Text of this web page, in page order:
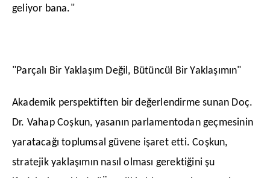
geliyor bana."
"Parçalı Bir Yaklaşım Değil, Bütüncül Bir Yaklaşımın"
​Akademik perspektiften bir değerlendirme sunan Doç.
Dr. Vahap Coşkun, yasanın parlamentodan geçmesinin
yaratacağı toplumsal güvene işaret etti. Coşkun,
stratejik yaklaşımın nasıl olması gerektiğini şu